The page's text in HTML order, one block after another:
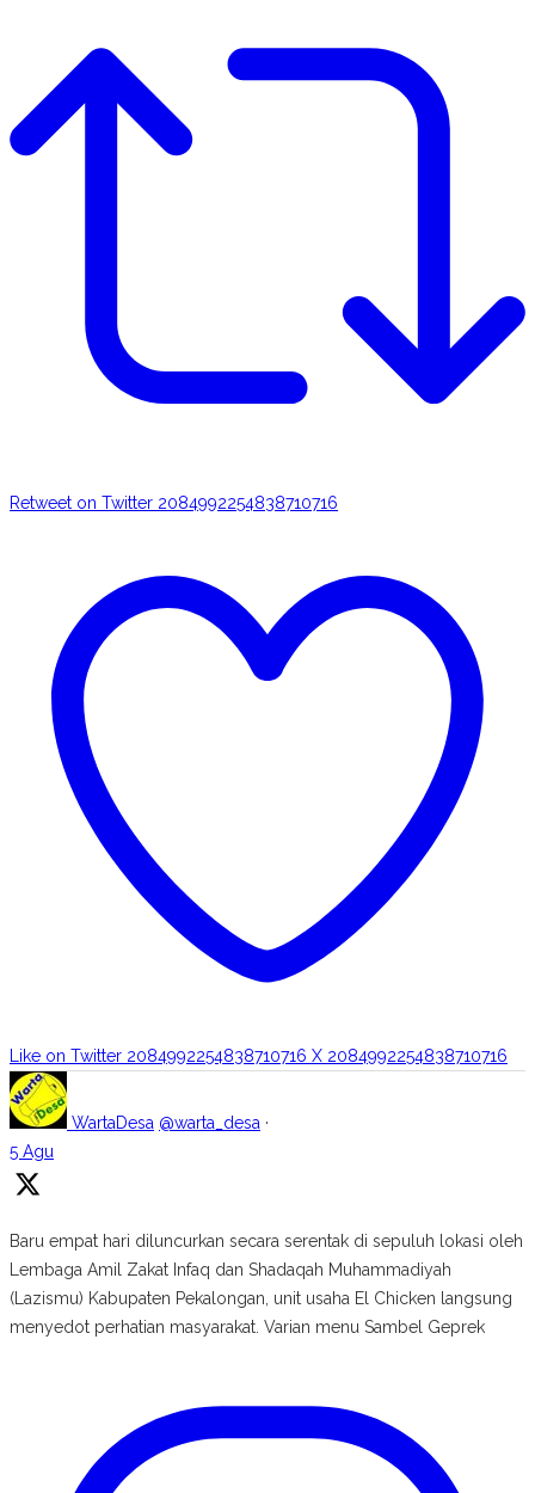
Retweet on Twitter 2084992254838710716
Like on Twitter 2084992254838710716 X 2084992254838710716
WartaDesa @warta_desa ·
5 Agu
Baru empat hari diluncurkan secara serentak di sepuluh lokasi oleh
Lembaga Amil Zakat Infaq dan Shadaqah Muhammadiyah
(Lazismu) Kabupaten Pekalongan, unit usaha El Chicken langsung
menyedot perhatian masyarakat. Varian menu Sambel Geprek